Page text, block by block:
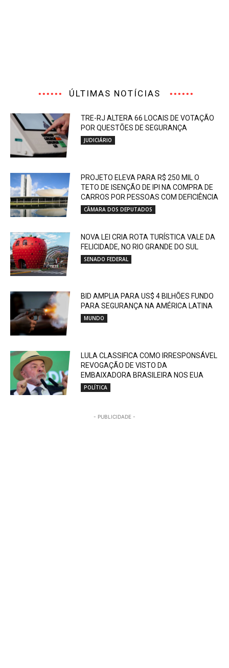
ÚLTIMAS NOTÍCIAS
TRE-RJ ALTERA 66 LOCAIS DE VOTAÇÃO
POR QUESTÕES DE SEGURANÇA
JUDICIÁRIO
PROJETO ELEVA PARA R$ 250 MIL O
TETO DE ISENÇÃO DE IPI NA COMPRA DE
CARROS POR PESSOAS COM DEFICIÊNCIA
CÂMARA DOS DEPUTADOS
NOVA LEI CRIA ROTA TURÍSTICA VALE DA
FELICIDADE, NO RIO GRANDE DO SUL
SENADO FEDERAL
BID AMPLIA PARA US$ 4 BILHÕES FUNDO
PARA SEGURANÇA NA AMÉRICA LATINA
MUNDO
LULA CLASSIFICA COMO IRRESPONSÁVEL
REVOGAÇÃO DE VISTO DA
EMBAIXADORA BRASILEIRA NOS EUA
POLÍTICA
- PUBLICIDADE -